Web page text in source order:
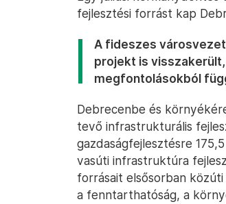
fejlesztési forrást kap
A fideszes
projekt is
megfontolásokból
Debrecenbe és
tevő infrastrukturális
gazdaságfejlesztésre
vasúti infrastruktúra
forrásait elsősorban
a fenntarthatóság, a